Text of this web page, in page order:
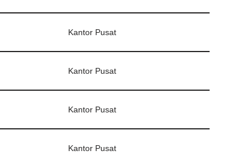
Kantor Pusat
Kantor Pusat
Kantor Pusat
Kantor Pusat